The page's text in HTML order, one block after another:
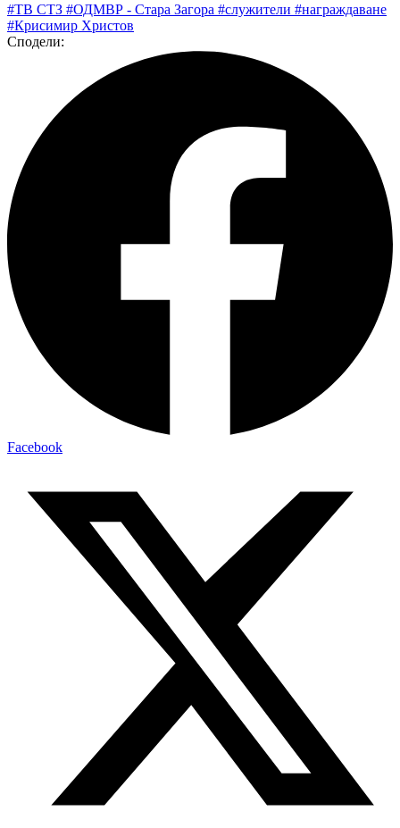
#ТВ СТЗ #ОДМВР - Стара Загора #служители #награждаване
#Крисимир Христов
Сподели:
Facebook